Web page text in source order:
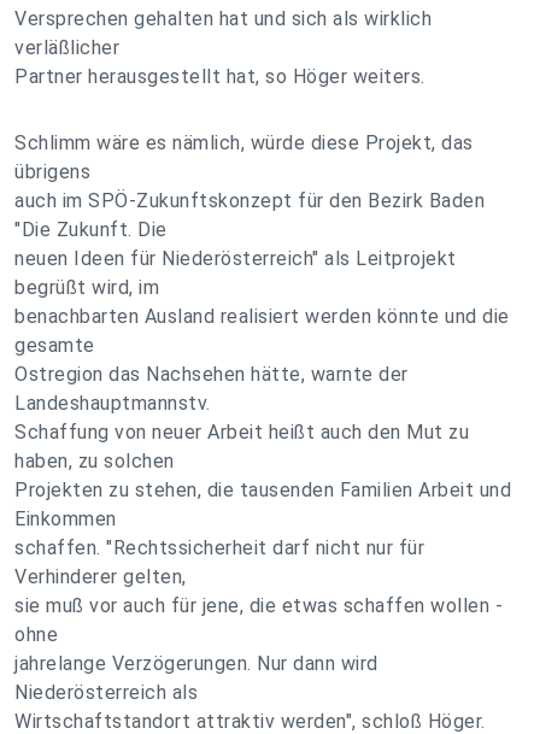
Versprechen gehalten hat und sich als wirklich
verläßlicher
Partner herausgestellt hat, so Höger weiters.
Schlimm wäre es nämlich, würde diese Projekt, das
übrigens
auch im SPÖ-Zukunftskonzept für den Bezirk Baden
"Die Zukunft. Die
neuen Ideen für Niederösterreich" als Leitprojekt
begrüßt wird, im
benachbarten Ausland realisiert werden könnte und die
gesamte
Ostregion das Nachsehen hätte, warnte der
Landeshauptmannstv.
Schaffung von neuer Arbeit heißt auch den Mut zu
haben, zu solchen
Projekten zu stehen, die tausenden Familien Arbeit und
Einkommen
schaffen. "Rechtssicherheit darf nicht nur für
Verhinderer gelten,
sie muß vor auch für jene, die etwas schaffen wollen -
ohne
jahrelange Verzögerungen. Nur dann wird
Niederösterreich als
Wirtschaftstandort attraktiv werden", schloß Höger.